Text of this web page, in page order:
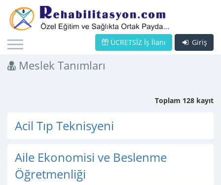
Giriş
ÜCRETSİZ İş İlanı
Meslek Tanımları
Toplam 128 kayıt
Acil Tıp Teknisyeni
Aile Ekonomisi ve Beslenme
Öğretmenliği